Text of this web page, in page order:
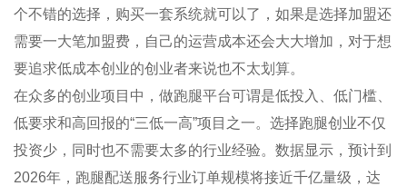
个不错的选择，购买一套系统就可以了，如果是选择加盟还
需要一大笔加盟费，自己的运营成本还会大大增加，对于想
要追求低成本创业的创业者来说也不太划算。
在众多的创业项目中，做跑腿平台可谓是低投入、低门槛、
低要求和高回报的“三低一高”项目之一。选择跑腿创业不仅
投资少，同时也不需要太多的行业经验。数据显示，预计到
2026年，跑腿配送服务行业订单规模将接近千亿量级，达